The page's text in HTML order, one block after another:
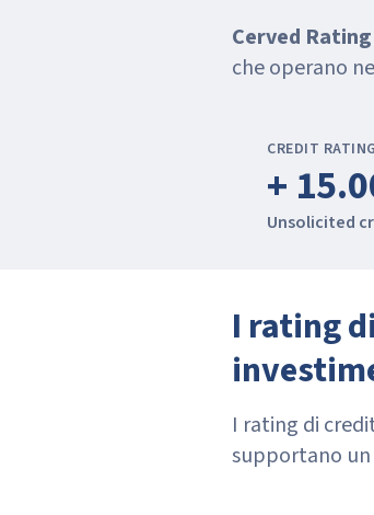
Cerved
che operano
CREDIT
+
Unsolicited
I rating
I rating di
supportano